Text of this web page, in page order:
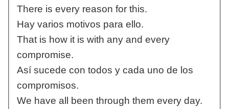
There is every reason for this.
Hay varios motivos para ello.
That is how it is with any and every
compromise.
Así sucede con todos y cada uno de los
compromisos.
We have all been through them every day.